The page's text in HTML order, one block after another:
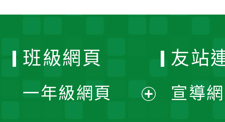
班級網頁
一年級網頁
友站
宣導